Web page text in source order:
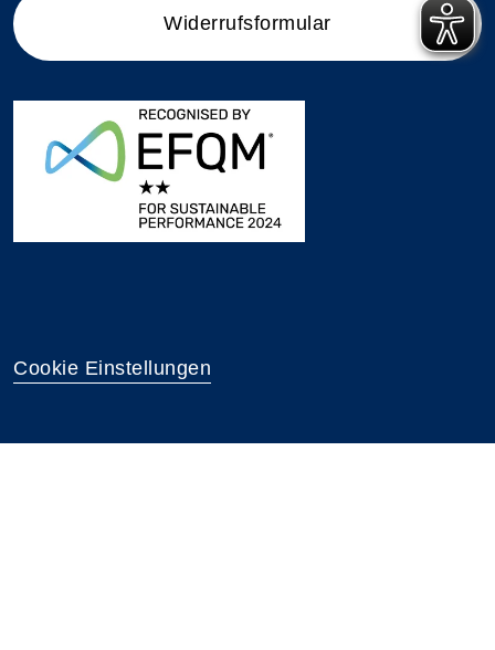
Widerrufsformular
Cookie Einstellungen